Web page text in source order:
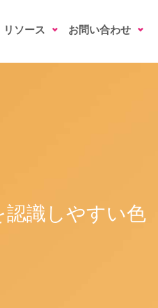
リソース お問い合わせ
識しやすい色